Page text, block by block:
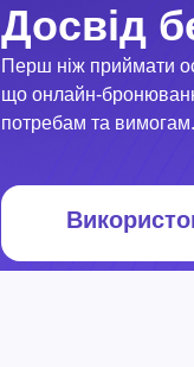
Досвід
Перш ніж приймати
що онлайн-
потребам та вимогам.